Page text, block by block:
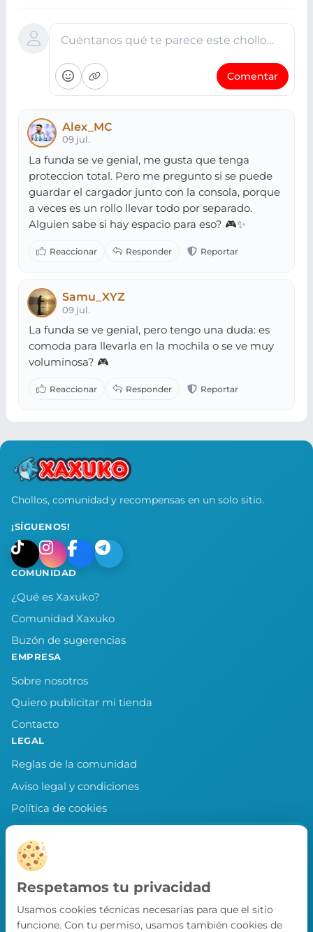
Cuéntanos qué te parece este chollo…
Comentar
Alex_MC
09 jul.
La funda se ve genial, me gusta que tenga
proteccion total. Pero me pregunto si se puede
guardar el cargador junto con la consola, porque
a veces es un rollo llevar todo por separado.
Alguien sabe si hay espacio para eso? 🎮✨
Samu_XYZ
09 jul.
La funda se ve genial, pero tengo una duda: es
comoda para llevarla en la mochila o se ve muy
voluminosa? 🎮
Chollos, comunidad y recompensas en un solo sitio.
¡SÍGUENOS!
COMUNIDAD
¿Qué es Xaxuko?
Comunidad Xaxuko
Buzón de sugerencias
EMPRESA
Sobre nosotros
Quiero publicitar mi tienda
Contacto
LEGAL
Reglas de la comunidad
Aviso legal y condiciones
Política de cookies
Política de privacidad
Preferencias de cookies
LLEVA XAXUKO CONTIGO
Chollos, misiones y recompensas desde
nuestra APP.
Respetamos tu privacidad
Usamos cookies técnicas necesarias para que el sitio
funcione. Con tu permiso, usamos también cookies de